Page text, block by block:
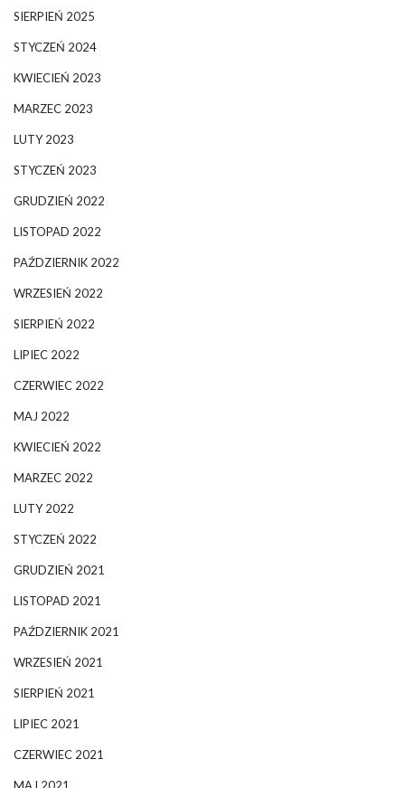
SIERPIEŃ 2025
STYCZEŃ 2024
KWIECIEŃ 2023
MARZEC 2023
LUTY 2023
STYCZEŃ 2023
GRUDZIEŃ 2022
LISTOPAD 2022
PAŹDZIERNIK 2022
WRZESIEŃ 2022
SIERPIEŃ 2022
LIPIEC 2022
CZERWIEC 2022
MAJ 2022
KWIECIEŃ 2022
MARZEC 2022
LUTY 2022
STYCZEŃ 2022
GRUDZIEŃ 2021
LISTOPAD 2021
PAŹDZIERNIK 2021
WRZESIEŃ 2021
SIERPIEŃ 2021
LIPIEC 2021
CZERWIEC 2021